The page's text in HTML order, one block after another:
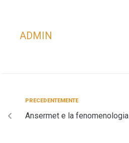
ADMIN
PRECEDENTEMENTE
Ansermet e la fenomenologia